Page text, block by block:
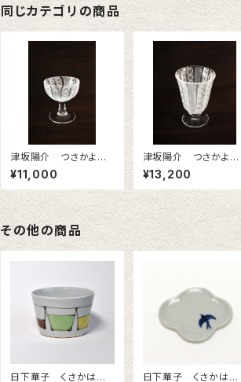
同じカテゴリの商品
津坂陽介 つさかよう
すけ レースガラス
冷酒器
¥11,000
津坂陽介 つさかよう
すけ レースガラス ミ
ニワイングラス
¥13,200
その他の商品
日下華子 くさかはな
日下華子 くさかはな